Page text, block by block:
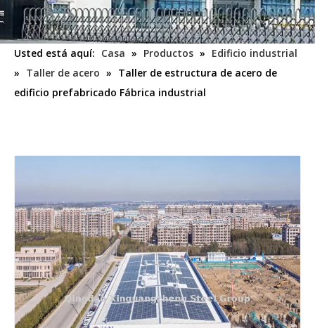
Usted está aquí: Casa » Productos » Edificio industrial
» Taller de acero » Taller de estructura de acero de
edificio prefabricado Fábrica industrial